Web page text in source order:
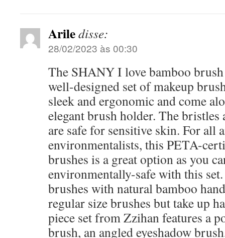
Ariledisse:
28/02/2023 às 00:30
The SHANY I love bamboo
well-designed set of makeup
sleek and ergonomic and come
elegant brush holder. The bristles
are safe for sensitive skin. For all
environmentalists, this PETA-
brushes is a great option as you
environmentally-safe with this
brushes with natural bamboo
regular size brushes but take up
piece set from Zzihan features a
brush, an angled eyeshadow